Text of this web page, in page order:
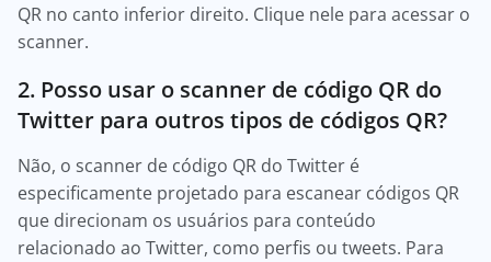
QR no canto inferior direito. Clique nele para acessar o
scanner.
2. Posso usar o scanner de código QR do
Twitter para outros tipos de códigos QR?
Não, o scanner de código QR do Twitter é
especificamente projetado para escanear códigos QR
que direcionam os usuários para conteúdo
relacionado ao Twitter, como perfis ou tweets. Para